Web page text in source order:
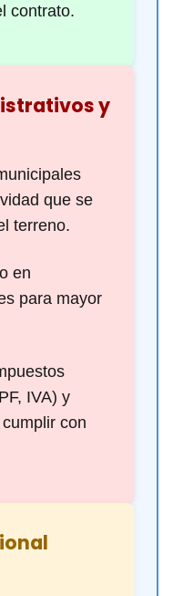
contrato.
y
que se
terreno.
en
para mayor
IVA) y
con